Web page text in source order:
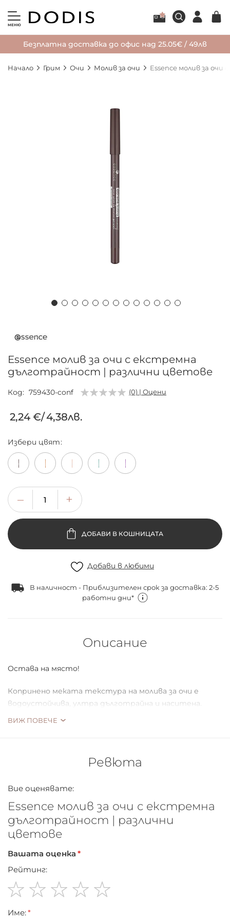
МЕНЮ
Безплатна доставка до офис над 25.05€ / 49лв
Начало Грим Очи Молив за очи Essence молив за
началото
галерия
със
снимки
Essence молив за очи с екстремна
дълготрайност | различни цветове
Код 759430-conf (0) | Оцени
2,24 €/4,38лв.
Избери цвят
ДОБАВИ В КОШНИЦАТА
Добави в любими
В наличност - Приблизителен срок за доставка: 2-5
работни дни*
Описание
Остава на място!
Копринено меката текстура на молива за очи е
водоустойчива, ултра дълготрайна и наситена.
ВИЖ ПОВЕЧЕ
Ревюта
Вие оценявате:
Essence молив за очи с екстремна
дълготрайност | различни
цветове
Вашата оценка
Рейтинг:
star
stars
stars
stars
stars
Име: